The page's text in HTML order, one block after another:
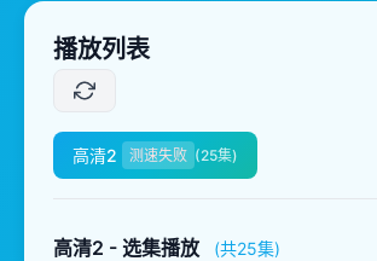
播放列表
高清2 测速失败 (25集)
高清2 - 选集播放 (共25集)